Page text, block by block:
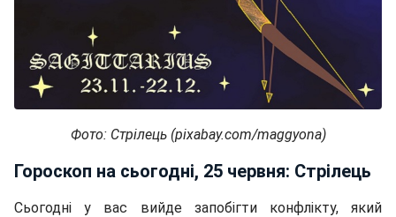
Фото: Стрілець (pixabay.com/maggyona)
Гороскоп на сьогодні, 25 червня: Стрілець
Сьогодні у вас вийде запобігти конфлікту, який